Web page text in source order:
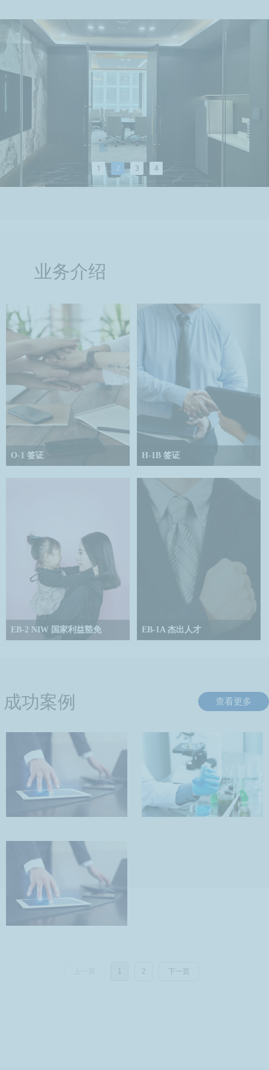
成功案例 查看更多
1 2 下一页
业务介绍
O-1 签证
请人提供的一种工作签证。允许申
请人在美国工作3年，到期后可延
H-1B 签证
才提供的一种临时工作签证，适用
于在特定领域（如科学、技术、工
EB-2 NIW 国家利益豁免 EB-1A 杰出人才
方面具有非凡能力的个人。
1 2 3 4